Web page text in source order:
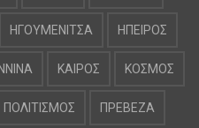
ΗΓΟΥΜΕΝΙΤΣΑ ΗΠΕΙΡΟΣ
ΚΑΙΡΟΣ ΚΟΣΜΟΣ
ΠΟΛΙΤΙΣΜΟΣ ΠΡΕΒΕΖΑ